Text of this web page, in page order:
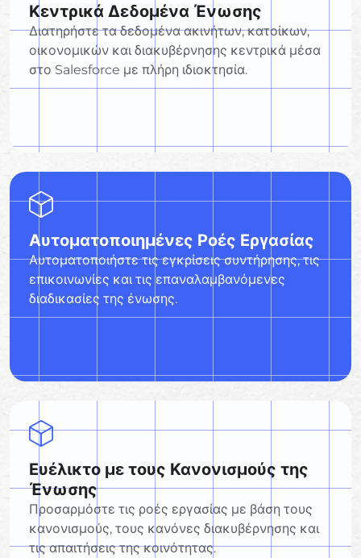
Κεντρικά Δεδομένα Ένωσης
Διατηρήστε τα δεδομένα ακινήτων, κατοίκων,
οικονομικών και διακυβέρνησης κεντρικά μέσα
στο Salesforce με πλήρη ιδιοκτησία.
Αυτοματοποιημένες Ροές Εργασίας
Αυτοματοποιήστε τις εγκρίσεις συντήρησης, τις
επικοινωνίες και τις επαναλαμβανόμενες
διαδικασίες της ένωσης.
Ευέλικτο με τους Κανονισμούς της
Ένωσης
Προσαρμόστε τις ροές εργασίας με βάση τους
κανονισμούς, τους κανόνες διακυβέρνησης και
τις απαιτήσεις της κοινότητας.